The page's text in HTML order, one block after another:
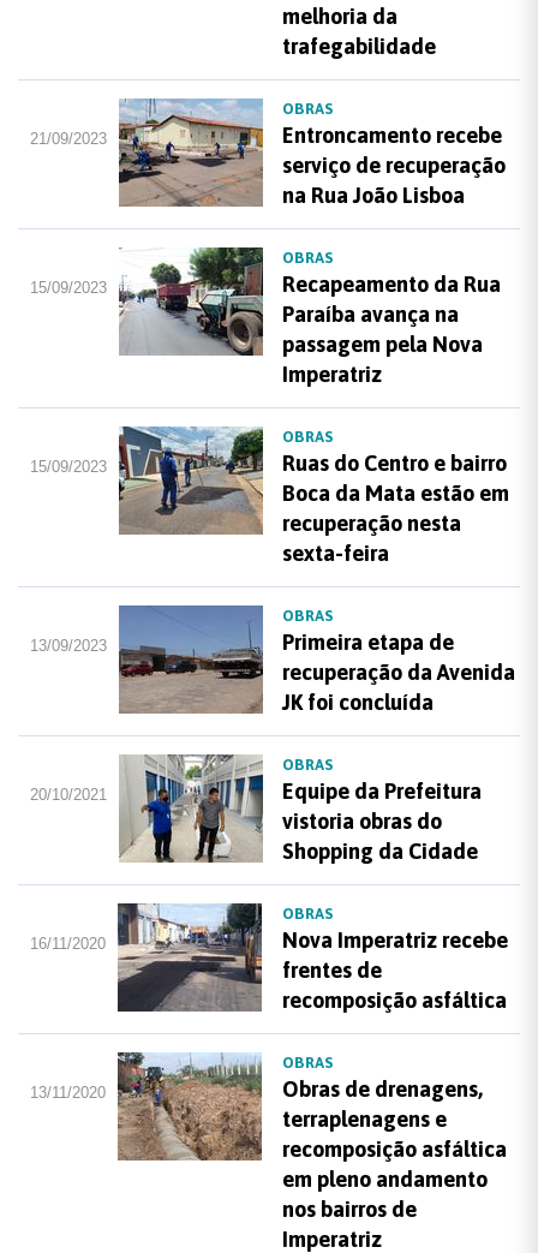
melhoria da
trafegabilidade
21/09/2023
OBRAS
Entroncamento recebe
serviço de recuperação
na Rua João Lisboa
15/09/2023
OBRAS
Recapeamento da Rua
Paraíba avança na
passagem pela Nova
Imperatriz
15/09/2023
OBRAS
Ruas do Centro e bairro
Boca da Mata estão em
recuperação nesta
sexta-feira
13/09/2023
OBRAS
Primeira etapa de
recuperação da Avenida
JK foi concluída
20/10/2021
OBRAS
Equipe da Prefeitura
vistoria obras do
Shopping da Cidade
16/11/2020
OBRAS
Nova Imperatriz recebe
frentes de
recomposição asfáltica
13/11/2020
OBRAS
Obras de drenagens,
terraplenagens e
recomposição asfáltica
em pleno andamento
nos bairros de
Imperatriz